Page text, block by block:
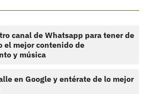
canal de Whatsapp para tener de
el mejor contenido de
y música
en Google y entérate de lo mejor